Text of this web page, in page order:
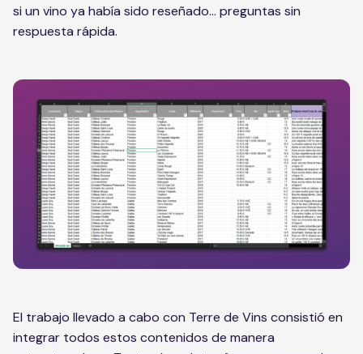
si un vino ya había sido reseñado... preguntas sin
respuesta rápida.
El trabajo llevado a cabo con Terre de Vins consistió en
integrar todos estos contenidos de manera